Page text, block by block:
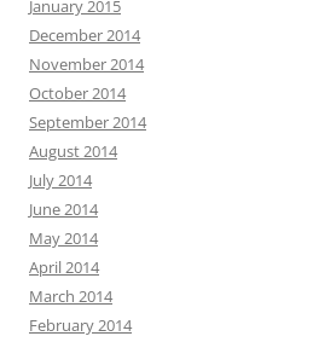
January 2015
December 2014
November 2014
October 2014
September 2014
August 2014
July 2014
June 2014
May 2014
April 2014
March 2014
February 2014